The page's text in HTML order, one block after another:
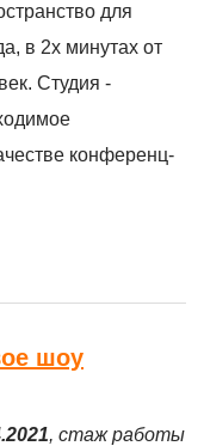
для
в 2х минутах от
Студия -
конференц-
шоу
, стаж работы